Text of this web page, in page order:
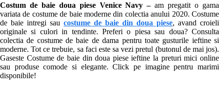
Costum de baie doua piese Venice Navy –am pregatit o gama
variata de costume de baie moderne din colectia anului 2020. Costume
de baie intregi sau costume de baie din doua piese, avand croieli
originale si culori in tendinte. Preferi o piesa sau doua? Consulta
colectia de costume de baie de dama pentru toate gusturile ieftine si
moderne. Tot ce trebuie, sa faci este sa vezi pretul (butonul de mai jos).
Gaseste Costume de baie din doua piese ieftine la preturi mici online
sau produse comode si elegante. Click pe imagine pentru marimi
disponibile!